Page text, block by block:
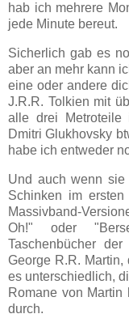
hab ich mehrere
jede Minute bereut.
Sicherlich gab es
aber an mehr kann
eine oder andere
J.R.R. Tolkien mit
alle drei Metroteile
Dmitri Glukhovsky
habe ich entweder
Und auch wenn
Schinken im
Massivband-
Oh!" oder
Taschenbücher
George R.R.
es unterschiedlich,
Romane von
durch.